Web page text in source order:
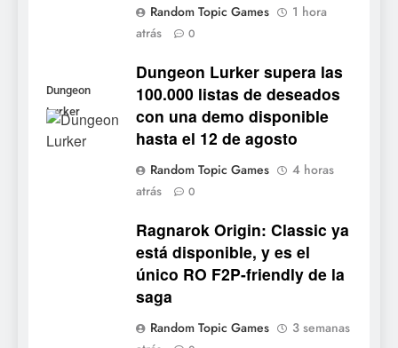
Random Topic Games
1 hora
atrás
0
Dungeon
Lurker
Dungeon Lurker supera las
100.000 listas de deseados
con una demo disponible
hasta el 12 de agosto
Random Topic Games
4 horas
atrás
0
Ragnarok Origin: Classic ya
está disponible, y es el
único RO F2P-friendly de la
saga
Random Topic Games
3 semanas
Collector’s Cove: una granja
flotante con alma de álbum
de cromos
NOTICIAS DE VIDEOJUEGOS
6
Palworld 1.0: fecha,
con el lanzamiento
completo
NOTICIAS DE VIDEOJUEGOS
Mistbound: Guild Wars
tendrá su primer CCG digital
para PC y móviles
NOTICIAS DE VIDEOJUEGOS